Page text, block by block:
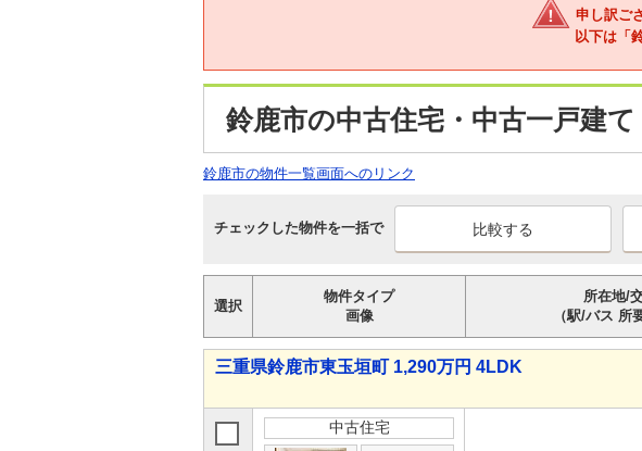
申し訳ご
以下は「
鈴鹿市の中古住宅・中古一戸建
鈴鹿市の物件一覧画面へのリンク
チェックした物件を一括で
選択
物件タイプ
画像
所在地/
（駅/バス 所
三重県鈴鹿市東玉垣町 1,290万円 4LDK
中古住宅